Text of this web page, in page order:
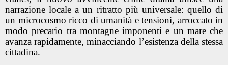
narrazione locale a un ritratto più universale: quello di
un microcosmo ricco di umanità e tensioni, arroccato in
modo precario tra montagne imponenti e un mare che
avanza rapidamente, minacciando l’esistenza della stessa
cittadina.